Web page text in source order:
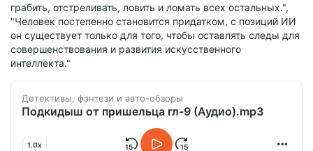
грабить, отстреливать, ловить и ломать всех остальных.",
"Человек постепенно становится придатком, с позиций ИИ
он существует только для того, чтобы оставлять следы для
совершенствования и развития искусственного
интеллекта."
Детективы, фэнтези и авто-обзоры
Подкидыш от пришельца гл-9 (Аудио).mp3
1.0x